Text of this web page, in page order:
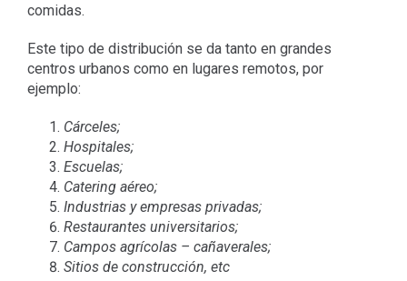
comidas.
Este tipo de distribución se da tanto en grandes
centros urbanos como en lugares remotos, por
ejemplo:
Cárceles;
Hospitales;
Escuelas;
Catering aéreo;
Industrias y empresas privadas;
Restaurantes universitarios;
Campos agrícolas – cañaverales;
Sitios de construcción, etc